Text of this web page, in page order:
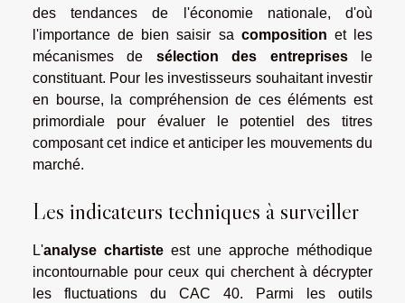
des tendances de l'économie nationale, d'où
l'importance de bien saisir sa composition et les
mécanismes de sélection des entreprisesle
constituant. Pour les investisseurs souhaitant investir
en bourse, la compréhension de ces éléments est
primordiale pour évaluer le potentiel des titres
composant cet indice et anticiper les mouvements du
marché.
Les indicateurs techniques à surveiller
L'analyse chartiste est une approche méthodique
incontournable pour ceux qui cherchent à décrypter
les fluctuations du CAC 40. Parmi les outils